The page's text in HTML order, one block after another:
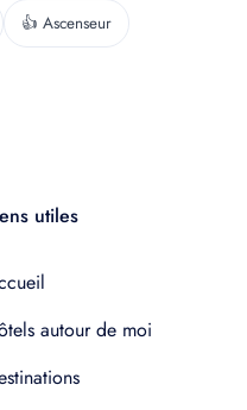
👍 Ascenseur
utiles
autour de moi